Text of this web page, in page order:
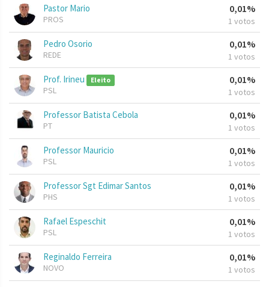
Pastor Mario
PROS
0,01%
1 votos
Pedro Osorio
REDE
0,01%
1 votos
Prof. Irineu Eleito
PSL
0,01%
1 votos
Professor Batista Cebola
PT
0,01%
1 votos
Professor Mauricio
PSL
0,01%
1 votos
Professor Sgt Edimar Santos
PHS
0,01%
1 votos
Rafael Espeschit
PSL
0,01%
1 votos
Reginaldo Ferreira
NOVO
0,01%
1 votos